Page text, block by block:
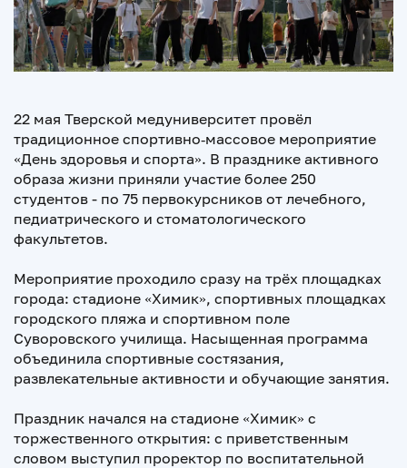
22 мая Тверской медуниверситет провёл
традиционное спортивно‑массовое мероприятие
«День здоровья и спорта». В празднике активного
образа жизни приняли участие более 250
студентов - по 75 первокурсников от лечебного,
педиатрического и стоматологического
факультетов.
Мероприятие проходило сразу на трёх площадках
города: стадионе «Химик», спортивных площадках
городского пляжа и спортивном поле
Суворовского училища. Насыщенная программа
объединила спортивные состязания,
развлекательные активности и обучающие занятия.
Праздник начался на стадионе «Химик» с
торжественного открытия: с приветственным
словом выступил проректор по воспитательной